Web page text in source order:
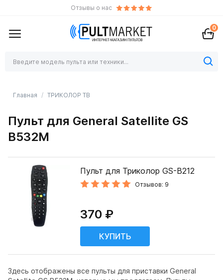
Отзывы о нас
0
Главная ТРИКОЛОР ТВ
Пульт для General Satellite GS
B532M
Здесь отображены все пульты для приставки General
Пульт для Триколор GS-B212
Отзывов: 9
370 ₽